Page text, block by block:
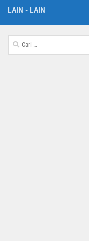
LAIN - LAIN